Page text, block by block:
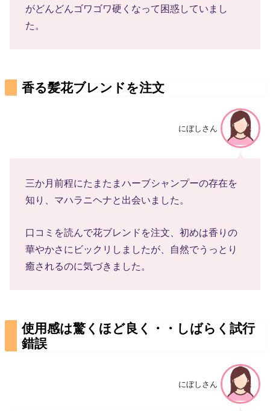
がどんどんゴワゴワ硬くなって困惑していまし
た。
香る髪花ブレンドを注文
にぼしさん
三か月前程にたまたまハーブシャンプーの存在を
知り、マハラニヘナと出会いました。
口コミを読んで花ブレンドを注文、初めは香りの
華やかさにビックリしましたが、自然でうっとり
癒されるのに気づきました。
使用感は驚くほど良く・・しばらく試行
錯誤
にぼしさん